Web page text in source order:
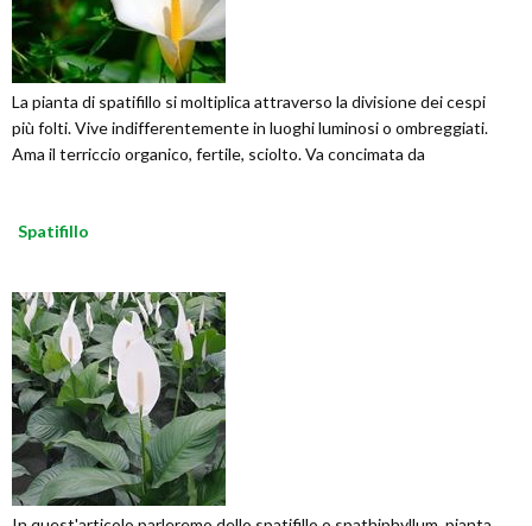
La pianta di spatifillo si moltiplica attraverso la divisione dei cespi
più folti. Vive indifferentemente in luoghi luminosi o ombreggiati.
Ama il terriccio organico, fertile, sciolto. Va concimata da
Spatifillo